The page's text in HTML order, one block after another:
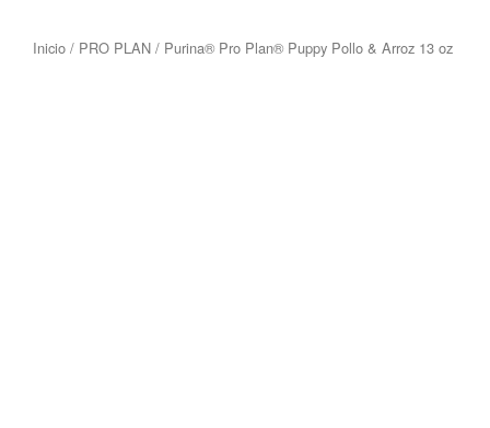
Inicio / PRO PLAN / Purina® Pro Plan® Puppy Pollo & Arroz 13 oz